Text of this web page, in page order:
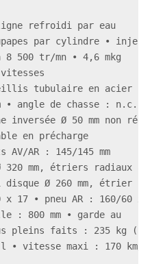
ligne refroidi par eau
par cylindre •
500 tr/mn • 4,6 mkg
tubulaire en acier
• angle de chasse : n.c.
inversée Ø 50 mm non
en précharge
AV/AR : 145/145 mm
mm, étriers radiaux à
Ø 260 mm, étrier 1
x 17 • pneu AR : 160/60 x
: 800 mm • garde au
pleins faits : 235 kg
vitesse maxi : 170 km/h